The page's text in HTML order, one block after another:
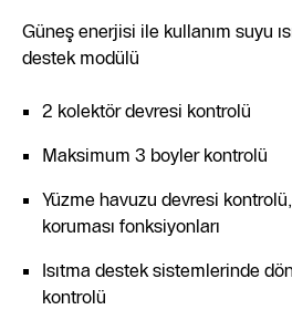
Güneş enerjisi ile kullanım suyu
destek modülü
2 kolektör devresi kontrolü
Maksimum 3 boyler kontrolü
Yüzme havuzu devresi
koruması fonksiyonları
Isıtma destek sistemlerinde
kontrolü